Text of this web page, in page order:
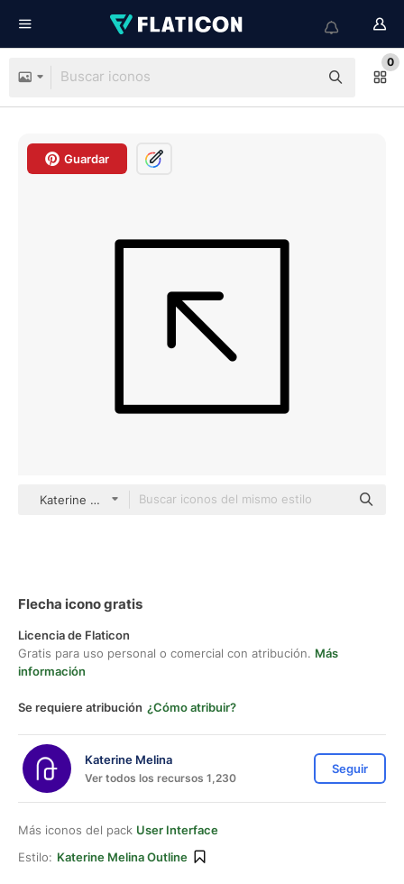
0
Guardar
Katerine Melina outline
Flecha icono gratis
Licencia de Flaticon
Gratis para uso personal o comercial con atribución. Más
información
Se requiere atribución ¿Cómo atribuir?
Katerine Melina
Ver todos los recursos 1,230
Seguir
Más iconos del pack User Interface
Estilo: Katerine Melina Outline